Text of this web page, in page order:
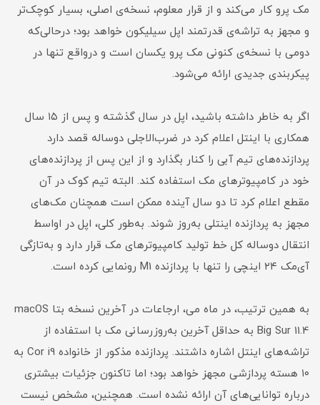
مک پرو کار می‌کند و از قرار معلوم، نسخه‌ی اصلی، بسیار کوچک‌تر
و مجهز به تراشه‌ی قدرتمند اپل سیلیکون خواهد بود؛ درحالی‌که
دومی با نسخه‌ی کنونی مک پرو یکسان است و درواقع تنها در
پیکربندی جدیدی ارائه می‌شود.
اگر به خاطر داشته باشید، اپل در سال گذشته و پس از ۱۵ سال
همکاری با اینتل اعلام کرد در ضرب‌الاجلی دوساله قصد دارد
پردازنده‌های تیم آبی را کنار بگذارد و از این پس از پردازنده‌های
خود در کامپیوترهای مک استفاده کند. البته تیم کوک در آن
مقطع اعلام کرد تا دو سال آینده ممکن است همچنان مک‌های
مجهز به پردازنده اینتلی به‌روز شوند. به‌طور کلی، اپل در اواسط
انتقال دو‌ساله کل خط تولید کامپیوترهای مک قرار دارد و به‌تازگی
آی‌مک ۲۴ اینچی را تنها با پردازنده M1 رونمایی کرده است.
به همین ترتیب، در ماه می، ارجاعات در آخرین نسخه بتا macOS
Big Sur 11.4 به حداقل آخرین به‌روزرسانی مک با استفاده از
تراشه‌های اینتل اشاره داشتند. پردازنده مذکور از خانواده Cor i9 به
۱۰ هسته پردازشی مجهز خواهد بود؛ اما تاکنون جزئیات بیشتری
درباره توانایی‌های آن ارائه نشده است. همچنین، مشخص نیست